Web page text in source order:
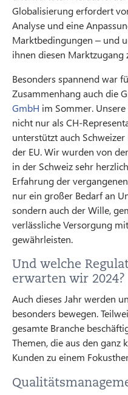
Globalisierung erfordert
Analyse und eine
Marktbedingungen – und
ihnen diesen Marktzugang
Besonders spannend war
Zusammenhang auch die
GmbH im Sommer.
nicht nur als CH-
unterstützt auch
der EU. Wir wurden von
in der Schweiz sehr
Erfahrung der
nur ein großer Bedarf an
sondern auch der Wille,
verlässliche Versorgung
gewährleisten.
Und welche
erwarten wir 2024?
Auch dieses Jahr werden
besonders bewegen.
gesamte Branche
Themen, die aus den ganz
Kunden zu einem